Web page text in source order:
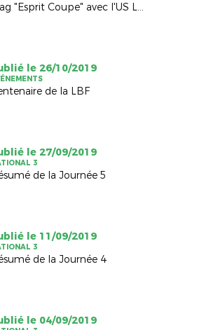
Mag "Esprit Coupe" avec l'US Liffré
le 26/10/2019
de la LBF
le 27/09/2019
3
de la Journée 5
le 11/09/2019
3
de la Journée 4
le 04/09/2019